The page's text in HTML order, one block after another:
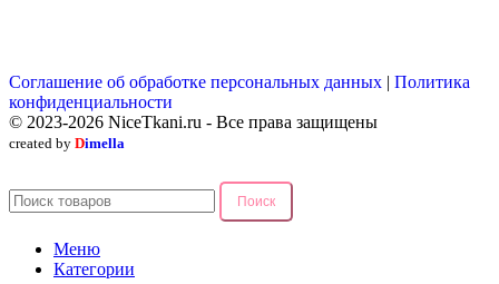
Соглашение об обработке персональных данных | Политика
конфиденциальности
© 2023-2026 NiceTkani.ru - Все права защищены
created by Dimella
Поиск
Меню
Категории